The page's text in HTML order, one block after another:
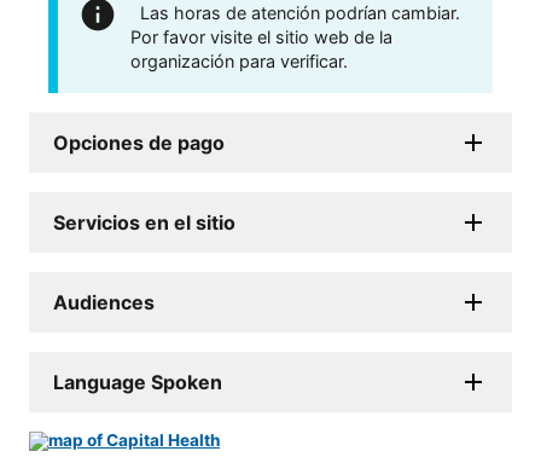
Las horas de atención podrían cambiar.
Por favor visite el sitio web de la
organización para verificar.
Opciones de pago
Servicios en el sitio
Audiences
Language Spoken